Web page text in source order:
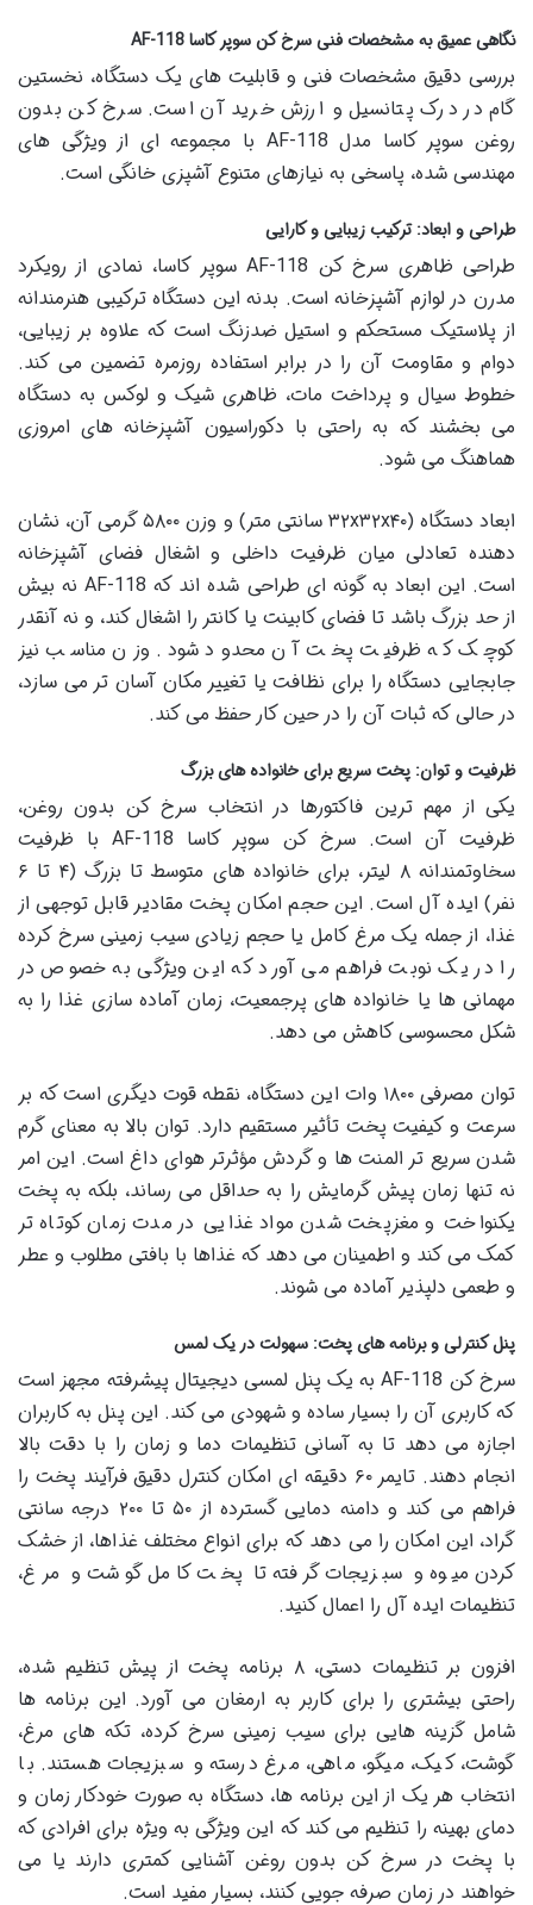
نگاهی عمیق به مشخصات فنی سرخ کن سوپر کاسا AF-118
بررسی دقیق مشخصات فنی و قابلیت های یک دستگاه، نخستین
گام در درک پتانسیل و ارزش خرید آن است. سرخ کن بدون
روغن سوپر کاسا مدل AF-118 با مجموعه ای از ویژگی های
مهندسی شده، پاسخی به نیازهای متنوع آشپزی خانگی است.
طراحی و ابعاد: ترکیب زیبایی و کارایی
طراحی ظاهری سرخ کن AF-118 سوپر کاسا، نمادی از رویکرد
مدرن در لوازم آشپزخانه است. بدنه این دستگاه ترکیبی هنرمندانه
از پلاستیک مستحکم و استیل ضدزنگ است که علاوه بر زیبایی،
دوام و مقاومت آن را در برابر استفاده روزمره تضمین می کند.
خطوط سیال و پرداخت مات، ظاهری شیک و لوکس به دستگاه
می بخشند که به راحتی با دکوراسیون آشپزخانه های امروزی
هماهنگ می شود.
ابعاد دستگاه (۳۲x۳۲x۴۰ سانتی متر) و وزن ۵۸۰۰ گرمی آن، نشان
دهنده تعادلی میان ظرفیت داخلی و اشغال فضای آشپزخانه
است. این ابعاد به گونه ای طراحی شده اند که AF-118 نه بیش
از حد بزرگ باشد تا فضای کابینت یا کانتر را اشغال کند، و نه آنقدر
کوچک که ظرفیت پخت آن محدود شود. وزن مناسب نیز
جابجایی دستگاه را برای نظافت یا تغییر مکان آسان تر می سازد،
در حالی که ثبات آن را در حین کار حفظ می کند.
ظرفیت و توان: پخت سریع برای خانواده های بزرگ
یکی از مهم ترین فاکتورها در انتخاب سرخ کن بدون روغن،
ظرفیت آن است. سرخ کن سوپر کاسا AF-118 با ظرفیت
سخاوتمندانه ۸ لیتر، برای خانواده های متوسط تا بزرگ (۴ تا ۶
نفر) ایده آل است. این حجم امکان پخت مقادیر قابل توجهی از
غذا، از جمله یک مرغ کامل یا حجم زیادی سیب زمینی سرخ کرده
را در یک نوبت فراهم می آورد که این ویژگی به خصوص در
مهمانی ها یا خانواده های پرجمعیت، زمان آماده سازی غذا را به
شکل محسوسی کاهش می دهد.
توان مصرفی ۱۸۰۰ وات این دستگاه، نقطه قوت دیگری است که بر
سرعت و کیفیت پخت تأثیر مستقیم دارد. توان بالا به معنای گرم
شدن سریع تر المنت ها و گردش مؤثرتر هوای داغ است. این امر
نه تنها زمان پیش گرمایش را به حداقل می رساند، بلکه به پخت
یکنواخت و مغزپخت شدن مواد غذایی در مدت زمان کوتاه تر
کمک می کند و اطمینان می دهد که غذاها با بافتی مطلوب و عطر
و طعمی دلپذیر آماده می شوند.
پنل کنترلی و برنامه های پخت: سهولت در یک لمس
سرخ کن AF-118 به یک پنل لمسی دیجیتال پیشرفته مجهز است
که کاربری آن را بسیار ساده و شهودی می کند. این پنل به کاربران
اجازه می دهد تا به آسانی تنظیمات دما و زمان را با دقت بالا
انجام دهند. تایمر ۶۰ دقیقه ای امکان کنترل دقیق فرآیند پخت را
فراهم می کند و دامنه دمایی گسترده از ۵۰ تا ۲۰۰ درجه سانتی
گراد، این امکان را می دهد که برای انواع مختلف غذاها، از خشک
کردن میوه و سبزیجات گرفته تا پخت کامل گوشت و مرغ،
تنظیمات ایده آل را اعمال کنید.
افزون بر تنظیمات دستی، ۸ برنامه پخت از پیش تنظیم شده،
راحتی بیشتری را برای کاربر به ارمغان می آورد. این برنامه ها
شامل گزینه هایی برای سیب زمینی سرخ کرده، تکه های مرغ،
گوشت، کیک، میگو، ماهی، مرغ درسته و سبزیجات هستند. با
انتخاب هر یک از این برنامه ها، دستگاه به صورت خودکار زمان و
دمای بهینه را تنظیم می کند که این ویژگی به ویژه برای افرادی که
با پخت در سرخ کن بدون روغن آشنایی کمتری دارند یا می
خواهند در زمان صرفه جویی کنند، بسیار مفید است.